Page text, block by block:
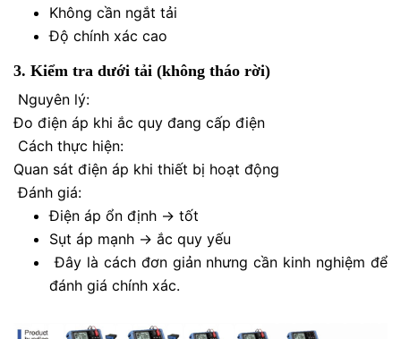
Không cần ngắt tải
Độ chính xác cao
3. Kiểm tra dưới tải (không tháo rời)
Nguyên lý:
Đo điện áp khi ắc quy đang cấp điện
Cách thực hiện:
Quan sát điện áp khi thiết bị hoạt động
Đánh giá:
Điện áp ổn định → tốt
Sụt áp mạnh → ắc quy yếu
Đây là cách đơn giản nhưng cần kinh nghiệm để
đánh giá chính xác.